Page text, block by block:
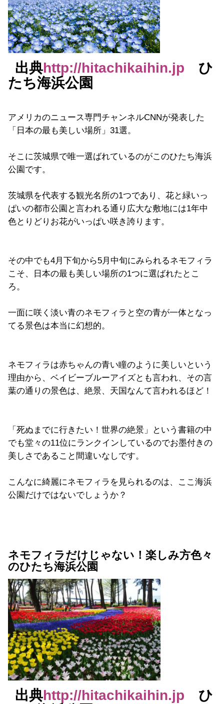
出典http://hitachikaihin.jp ひ
たち海浜公園
アメリカのニュース専門チャンネルCNNが発表した
「日本の最も美しい場所」31選。
そこに茨城県で唯一選ばれているのがこのひたち海浜
公園です。
茨城県を代表する観光名所の1つであり、花と緑いっ
ぱいの都市公園と言われる通り広大な敷地には1年中
色とりどりお花がいっぱい咲き誇ります。
その中でも4月下旬から5月中旬にみられるネモフィラ
こそ、日本の最も美しい場所の1つに選ばれたとこ
ろ。
一面に咲く淡い青のネモフィラと空の青が一体となっ
てる景色は本当に幻想的。
ネモフィラは赤ちゃんの青い瞳のように美しいという
理由から、ベイビーブルーアイズとも言われ、その言
葉の通りの景色は、絶景、天国なんて言われるほど！
「死ぬまでに行きたい！世界の絶景」という書籍の中
でも堂々の11位にランクインしているのでお墨付きの
美しさであること間違いなしです。
こんなに綺麗にネモフィラを見られるのは、ここ海浜
公園だけではないでしょうか？
ネモフィラだけじゃない！楽しみ方色々
のひたち海浜公園
出典http://hitachikaihin.jp ひ